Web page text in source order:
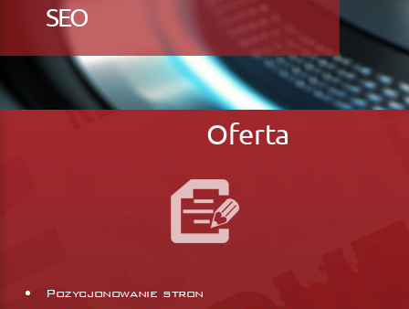
SEO
Oferta
Pozycjonowanie stron